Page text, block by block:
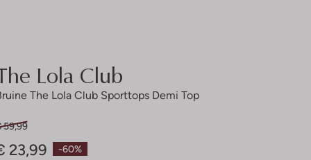
Lola Club
The Lola Club Sporttops Demi Top
-60%
59,99
23,99